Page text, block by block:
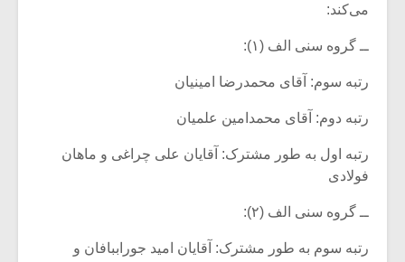
می‌کند:
ــ گروه سنی الف (۱):
رتبه سوم: آقای محمدرضا امینیان
رتبه دوم: آقای محمدامین علمیان
رتبه اول به طور مشترک: آقایان علی چراغی و ماهان
فولادی
ــ گروه سنی الف (۲):
رتبه سوم به طور مشترک: آقایان امید جوراب­بافان و